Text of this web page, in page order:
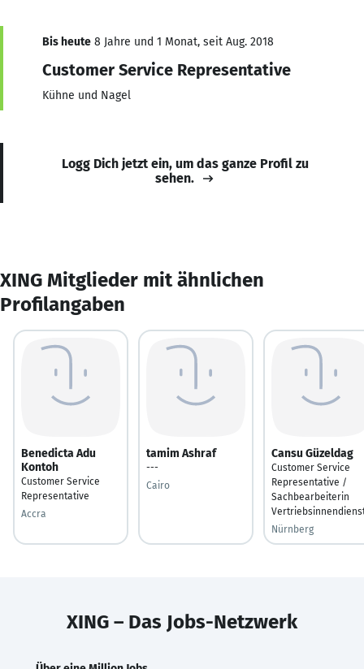
Bis heute 8 Jahre und 1 Monat, seit Aug. 2018
Customer Service Representative
Kühne und Nagel
Logg Dich jetzt ein, um das ganze Profil zu
sehen.
XING Mitglieder mit ähnlichen
Profilangaben
Benedicta Adu
Kontoh
Customer Service
Representative
Accra
tamim Ashraf
---
Cairo
Cansu Güzeldag
Customer Service
Representative /
Sachbearbeiterin
Nürnberg
XING – Das Jobs-Netzwerk